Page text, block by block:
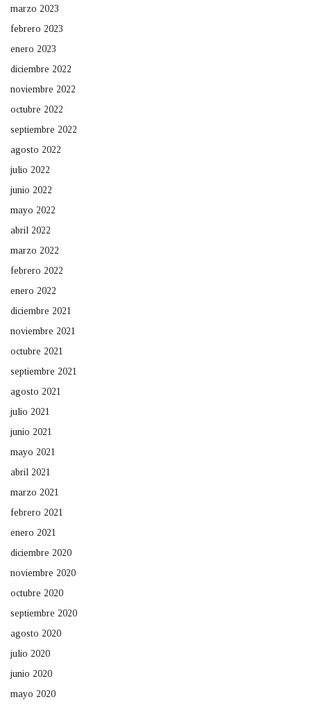
marzo 2023
febrero 2023
enero 2023
diciembre 2022
noviembre 2022
octubre 2022
septiembre 2022
agosto 2022
julio 2022
junio 2022
mayo 2022
abril 2022
marzo 2022
febrero 2022
enero 2022
diciembre 2021
noviembre 2021
octubre 2021
septiembre 2021
agosto 2021
julio 2021
junio 2021
mayo 2021
abril 2021
marzo 2021
febrero 2021
enero 2021
diciembre 2020
noviembre 2020
octubre 2020
septiembre 2020
agosto 2020
julio 2020
junio 2020
mayo 2020